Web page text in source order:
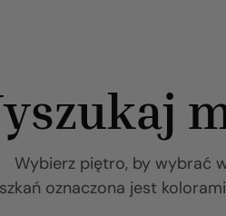
Wybierz piętro, by wybrać
oznaczona jest